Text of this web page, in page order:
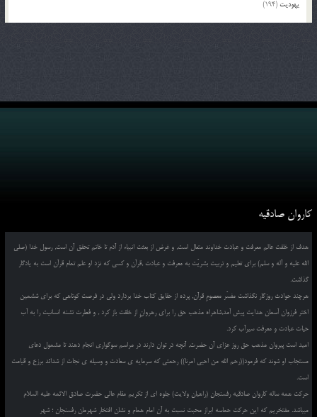
یهودیت (194)
کاروان صادقیه
هدف از خلقت عالم معرفت و عبادت خداوند متعال است, و غرض از بعثت انبیاء از آدم تا خاتم تحقق آن است, رسول خدا (صلی
الله علیه و آله و سلم) برای تعلیم و تربیت بشریّت به معرفت و عبادت ,قرآن و کسی که نزد او علم تمام قرآن است به یادگار
گذاشت.
هرچند حوادث روزگار نگذاشت مفسّر معصومِ قرآن, پرده از حقایق کتاب خدا بردارد ولی در فرصت کوتاهی که برای ششمین
اختر فرزوان آسمان هدایت پیش آمد,شاهراه مذهب حق را برای رهروانِ از خلقت باز کرد , و فطرت تشنه انسانیت را به آب
حیات عبادت و معرفت سیرآب کرد.
امید است پیروان مذهب حق روز عزای آن حضرت, آنچه در توان دارند در مراسم سوگواری انجام دهند تا مشمول دعای
مستجاب او شوند که فرمود((رحم الله من احیی امرنا)) رحمتی که سرمایه ی سعادت و وسیله ی نجات از شدائد برزخ و قیامت
است.
حرکت همه ساله کاروان صادقیه رفسنجان (راهیان ولایت) جلوه ای از تکریم مقام عالی حضرت صادق الائمه علیه السلام
میباشد. مفتخریم که این حرکت حماسه ابراز محبت نسبت به آن امام همام و نشان افتخار شهرمان رفسنجان ؛ شهر